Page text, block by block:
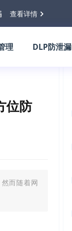
查看详情
理 DLP防泄漏
位防
而随着网